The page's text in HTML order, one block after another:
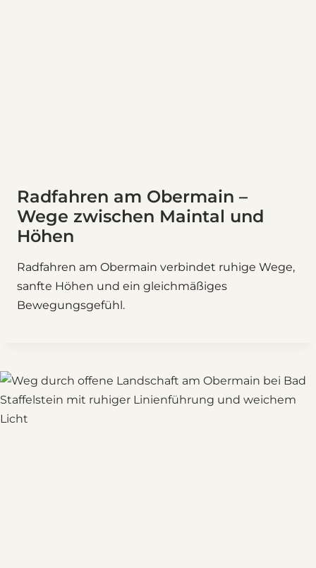
Radfahren am Obermain –
Wege zwischen Maintal und
Höhen
Radfahren am Obermain verbindet ruhige Wege,
sanfte Höhen und ein gleichmäßiges
Bewegungsgefühl.